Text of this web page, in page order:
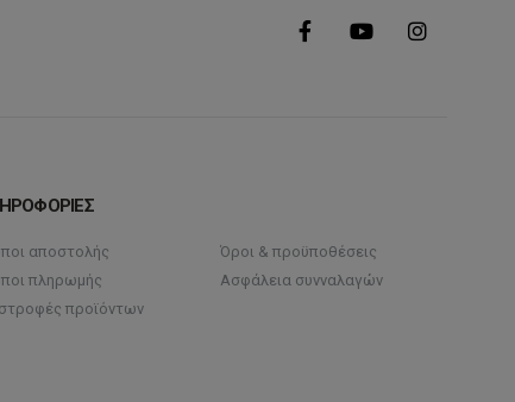
αποστολής
πληρωμής
προϊόντων
Όροι & προϋποθέσεις
Ασφάλεια συνναλαγών